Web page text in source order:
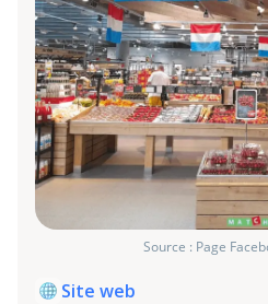
Source : Page
Site web